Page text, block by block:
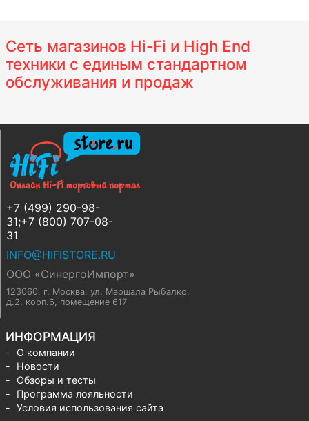
Сеть магазинов Hi-Fi и High End
техники с единым стандартном
обслуживания и продаж
+7 (499) 290-98-
31;+7 (800) 707-08-
31
INFO@HIFISTORE.RU
ООО «СинергоИмпорт»
123060, г. Москва, ул. Маршала Рыбалко,
д.2, корп.6, помещение 617
ИНФОРМАЦИЯ
О компании
Новости
Обзоры и тесты
Программа лояльности
Условия использования сайта